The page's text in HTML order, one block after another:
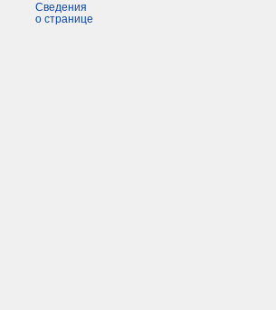
Сведения
о странице